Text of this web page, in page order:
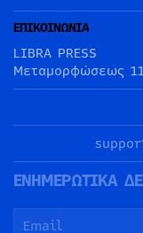
ΕΠΙΚΟΙΝΩΝΙΑ
LIBRA PRESS
Μεταμορφώσεως
ΕΝΗΜΕΡΩΤΙΚΑ